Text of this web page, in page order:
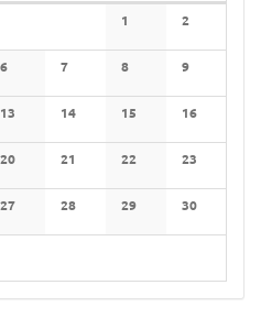
1
Keine
2
Keine
6
Veranstaltungen
7
Keine Veranstaltungen
8
Keine
9
Keine
13
Veranstaltungen
14
Keine Veranstaltungen
15
Keine
16
Keine
20
Veranstaltungen
21
Keine Veranstaltungen
22
Keine
23
Keine
27
Veranstaltungen
28
Keine Veranstaltungen
29
Keine
30
Keine